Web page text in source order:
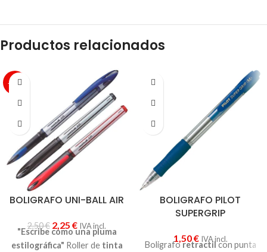
Productos relacionados
-10%
BOLIGRAFO UNI-BALL AIR
2,50€ 2,25 € IVA incl.
"Escribe como una pluma
estilográfica" Roller detinta
BOLIGRAFO PILOT
SUPERGRIP
1,50€ IVA incl.
Boligraforetractilcon punta